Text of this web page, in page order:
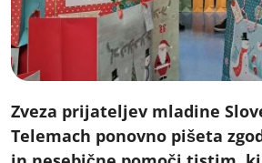
Zveza prijateljev mladine
Telemach ponovno pišeta